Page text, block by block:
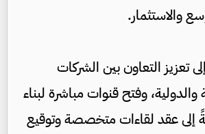
والاستثمار.
تعزيز التعاون بين الشركات
والدولية، وفتح قنوات مباشرة لبناء
إلى عقد لقاءات متخصصة وتوقيع